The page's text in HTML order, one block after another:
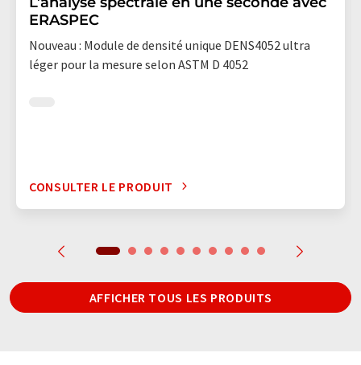
ERASPEC
Nouveau : Module de densité unique DENS4052 ultra
léger pour la mesure selon ASTM D 4052
CONSULTER LE PRODUIT
AFFICHER TOUS LES PRODUITS